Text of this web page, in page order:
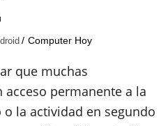
Computer Hoy
que muchas
permanente a la
la actividad en segundo